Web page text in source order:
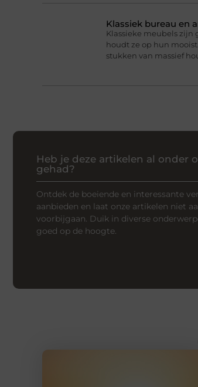
Klassiek bureau en
Klassieke meubels zijn
houdt ze op hun
stukken van massief
Heb je deze artikelen al onder
gehad?
Ontdek de boeiende en interessante
aanbieden en laat onze artikelen niet
voorbijgaan. Duik in diverse
goed op de hoogte.